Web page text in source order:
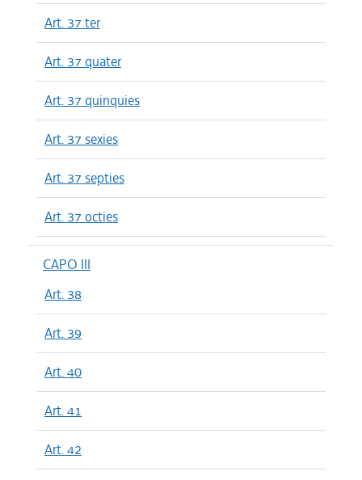
Art. 37 ter
Art. 37 quater
Art. 37 quinquies
Art. 37 sexies
Art. 37 septies
Art. 37 octies
CAPO III
Art. 38
Art. 39
Art. 40
Art. 41
Art. 42